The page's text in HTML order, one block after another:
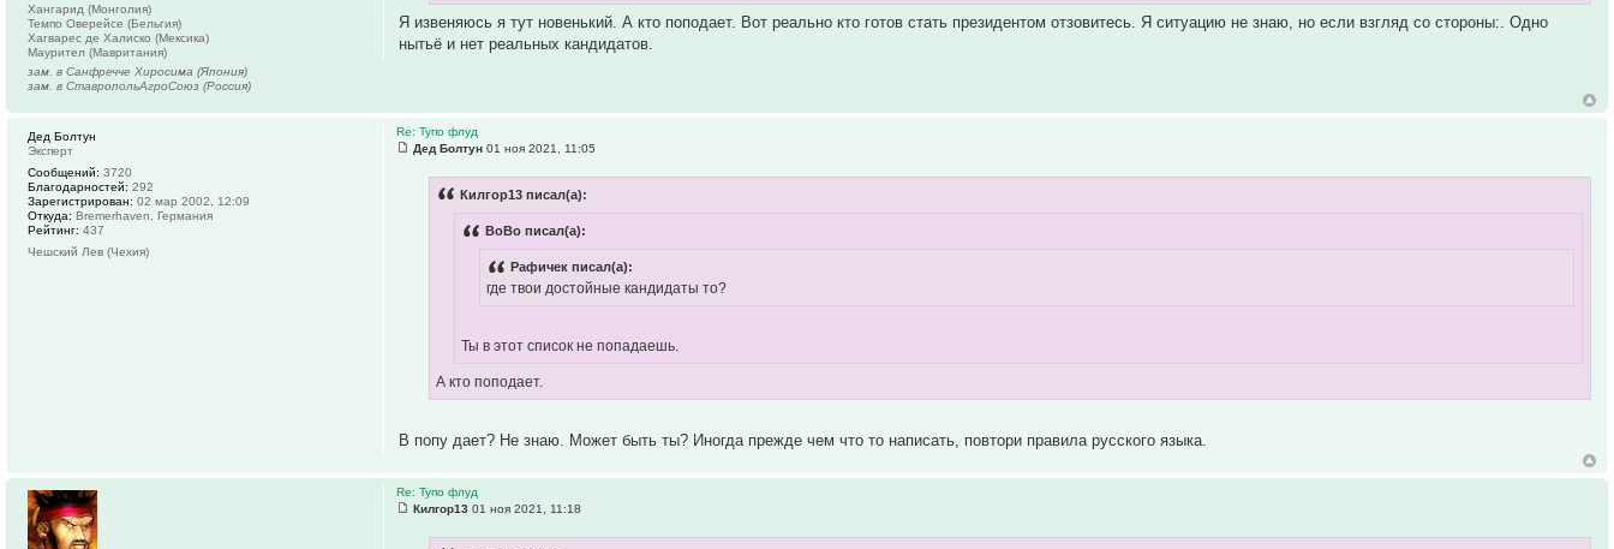
Я извеняюсь я тут новенький. А кто поподает. Вот реально кто готов стать президентом отзовитесь. Я ситуацию не знаю, но если взгляд со стороны:. Одно
нытьё и нет реальных кандидатов.
Хангарид (Монголия)
Темпо Оверейсе (Бельгия)
Хагварес де Халиско (Мексика)
Маурител (Мавритания)
зам. в Санфречче Хиросима (Япония)
зам. в СтавропольАгроСоюз (Россия)
Re: Тупо флуд
Дед Болтун 01 ноя 2021, 11:05
Килгор13 писал(а):
BoBo писал(а):
Рафичек писал(а):
где твои достойные кандидаты то?
Ты в этот список не попадаешь.
А кто поподает.
В попу дает? Не знаю. Может быть ты? Иногда прежде чем что то написать, повтори правила русского языка.
Дед Болтун
Эксперт
Сообщений: 3720
Благодарностей: 292
Зарегистрирован: 02 мар 2002, 12:09
Откуда: Bremerhaven, Германия
Рейтинг: 437
Чешский Лев (Чехия)
Re: Тупо флуд
Килгор13 01 ноя 2021, 11:18